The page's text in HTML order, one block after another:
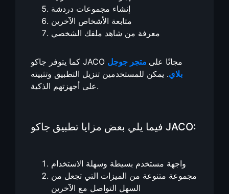
إنشاء مجموعات دردشة
متابعة الأشخاص الآخرين
معرفة من شاهد ملفك الشخصي
كما يتوفر جاكو JACO مجانًا على متجر جوجل
بلاي. يمكن للمستخدمين تنزيل التطبيق وتثبيته
على أجهزتهم الذكية.
فيما يلي بعض مزايا تطبيق جاكو JACO:
واجهة مستخدم بسيطة وسهلة الاستخدام
مجموعة متنوعة من الميزات التي تجعل من
السهل التواصل مع الآخرين